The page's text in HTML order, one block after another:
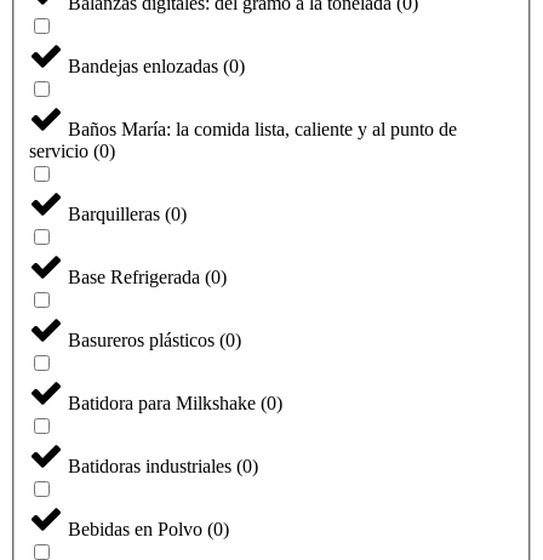
Bandejas enlozadas (0)
Baños María: la comida lista, caliente y al punto de
servicio (0)
Barquilleras (0)
Base Refrigerada (0)
Basureros plásticos (0)
Batidora para Milkshake (0)
Batidoras industriales (0)
Bebidas en Polvo (0)